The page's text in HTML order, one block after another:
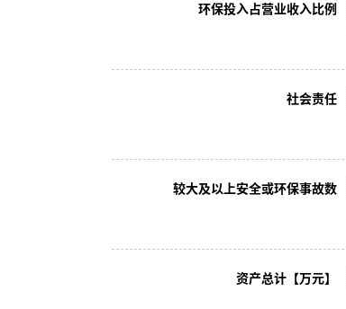
环保投入占营业收入比例
社会责任
较大及以上安全或环保事故数
资产总计【万元】